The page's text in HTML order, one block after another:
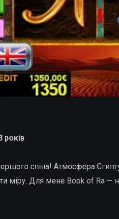
років
спіна! Атмосфера
міру. Для мене Book of Ra —